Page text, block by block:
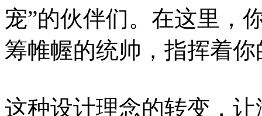
宠”的伙伴们。在这里，
筹帷幄的统帅，指挥着
这种设计理念的转变，